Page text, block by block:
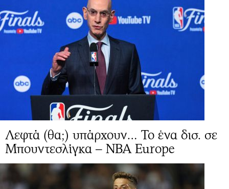
Λεφτά (θα;) υπάρχουν… Το ένα δισ. σε
Μπουντεσλίγκα – NBA Europe